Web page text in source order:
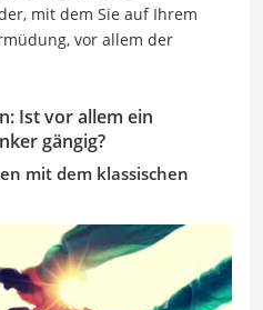
mit dem Sie auf Ihrem
vor allem der
Ist vor allem ein
gängig?
mit dem klassischen